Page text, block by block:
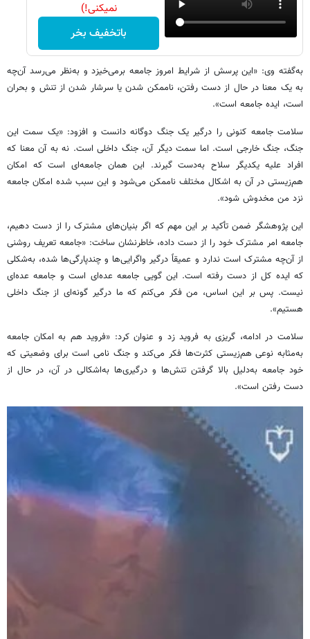
نمیکنی!)
باتخفیف بخر
به‌گفته وی: «این پرسش از شرایط امروز جامعه برمی‌خیزد و به‌نظر می‌رسد آن‌چه
به یک معنا در حال از دست رفتن، ناممکن شدن یا سرشار شدن از تنش و بحران
است، ایده جامعه است».
سلامت جامعه کنونی را درگیر یک جنگ دوگانه دانست و افزود:‌ «یک سمت این
جنگ، جنگ خارجی است. اما سمت دیگر آن، جنگ داخلی است. نه به آن معنا که
افراد علیه یکدیگر سلاح به‌دست گیرند. این همان جامعه‌ای است که امکان
هم‌زیستی در آن به اشکال مختلف ناممکن می‌شود و این سبب شده امکان جامعه
نزد من مخدوش شود».
این پژوهشگر ضمن تأکید بر این مهم که اگر بنیان‌های مشترک را از دست دهیم،
جامعه امر مشترک خود را از دست داده، خاطرنشان ساخت: «جامعه تعریف روشنی
از آن‌چه مشترک است ندارد و عمیقاً درگیر واگرایی‌ها و چندپارگی‌ها شده، به‌شکلی
که ایده کل از دست رفته است. این گویی جامعه عده‌ای است و جامعه عده‌ای
نیست. پس بر این اساس، من فکر می‌کنم که ما درگیر گونه‌ای از جنگ داخلی
هستیم».
سلامت در ادامه، گریزی به فروید زد و عنوان کرد: «فروید هم به امکان جامعه
به‌مثابه نوعی هم‌زیستی کثرت‌ها فکر می‌کند و جنگ نامی است برای وضعیتی که
خود جامعه به‌دلیل بالا گرفتن تنش‌ها و درگیری‌ها به‌اشکالی در آن، در حال از
دست رفتن است».